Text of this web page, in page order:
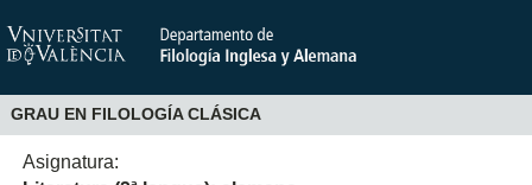
GRAU EN FILOLOGÍA CLÁSICA
Asignatura: